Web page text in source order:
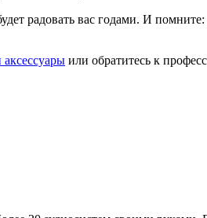
радовать вас годами. И
аксессуары или обратитесь к